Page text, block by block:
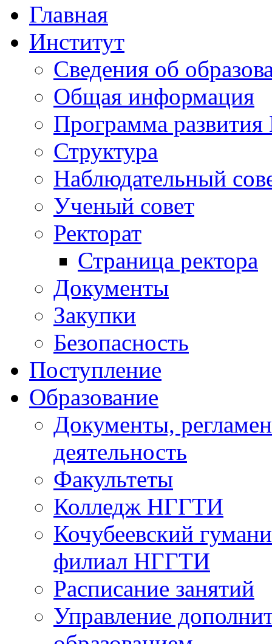
Главная
Институт
Сведения об
Общая информация
Программа
Структура
Наблюдательный
Ученый совет
Ректорат
Страница ректора
Документы
Закупки
Безопасность
Поступление
Образование
Документы,
деятельность
Факультеты
Колледж НГГТИ
Кочубеевский
филиал НГГТИ
Расписание занятий
Управление